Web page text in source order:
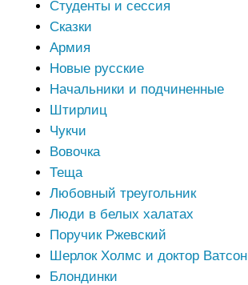
Студенты и сессия
Сказки
Армия
Новые русские
Начальники и подчиненные
Штирлиц
Чукчи
Вовочка
Теща
Любовный треугольник
Люди в белых халатах
Поручик Ржевский
Шерлок Холмс и доктор Ватсон
Блондинки